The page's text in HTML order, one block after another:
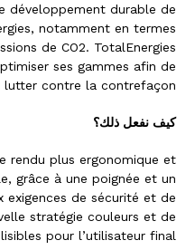
développement durable de
notamment en termes
de CO2. TotalEnergies
ses gammes afin de
lutter contre la contrefaçon
كيف نفعل ذلك؟
rendu plus ergonomique et
grâce à une poignée et un
exigences de sécurité et de
stratégie couleurs et de
pour l’utilisateur final.